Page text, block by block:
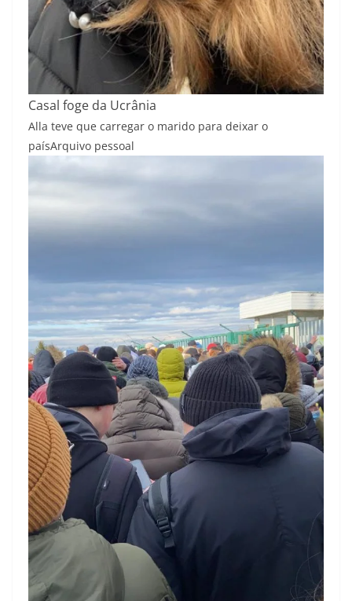
Casal foge da Ucrânia
Alla teve que carregar o marido para deixar o
paísArquivo pessoal